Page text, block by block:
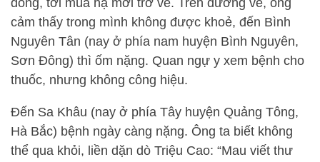
đông, tới mùa hạ mới trở về. Trên đường về, ông
cảm thấy trong mình không được khoẻ, đến Bình
Nguyên Tân (nay ở phía nam huyện Bình Nguyên,
Sơn Đông) thì ốm nặng. Quan ngự y xem bệnh cho
thuốc, nhưng không công hiệu.
Đến Sa Khâu (nay ở phía Tây huyện Quảng Tông,
Hà Bắc) bệnh ngày càng nặng. Ông ta biết không
thể qua khỏi, liền dặn dò Triệu Cao: “Mau viết thư